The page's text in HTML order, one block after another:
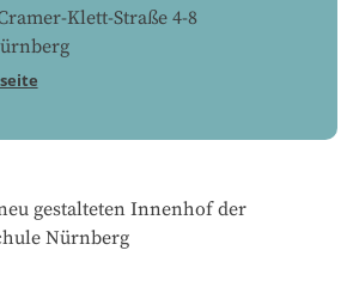
Klett-Straße 4-8